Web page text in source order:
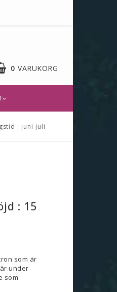
0 VARUKORG
: juni-juli
: 15
som är
under
som